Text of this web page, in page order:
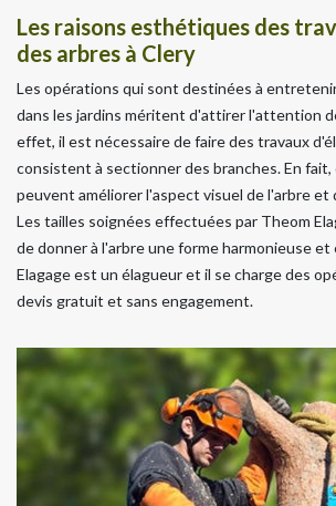
Les raisons esthétiques des
des arbres à Clery
Les opérations qui sont destinées à
dans les jardins méritent d'attirer l'attention
effet, il est nécessaire de faire des travaux
consistent à sectionner des branches. En
peuvent améliorer l'aspect visuel de l'arbre et
Les tailles soignées effectuées par Theom
de donner à l'arbre une forme harmonieuse
Elagage est un élagueur et il se charge des
devis gratuit et sans engagement.